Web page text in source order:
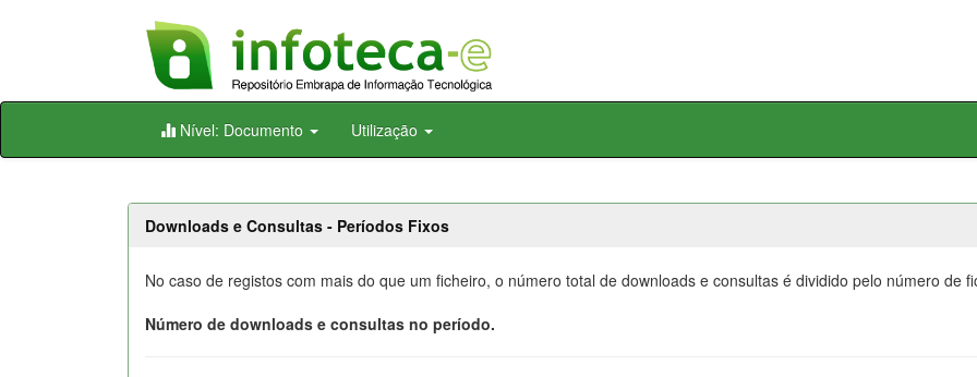
Skip
Nível: Documento Utilização
Downloads e Consultas - Períodos Fixos
No caso de registos com mais do que um ficheiro, o número total de downloads e consultas é dividido pelo número de
Número de downloads e consultas no período.